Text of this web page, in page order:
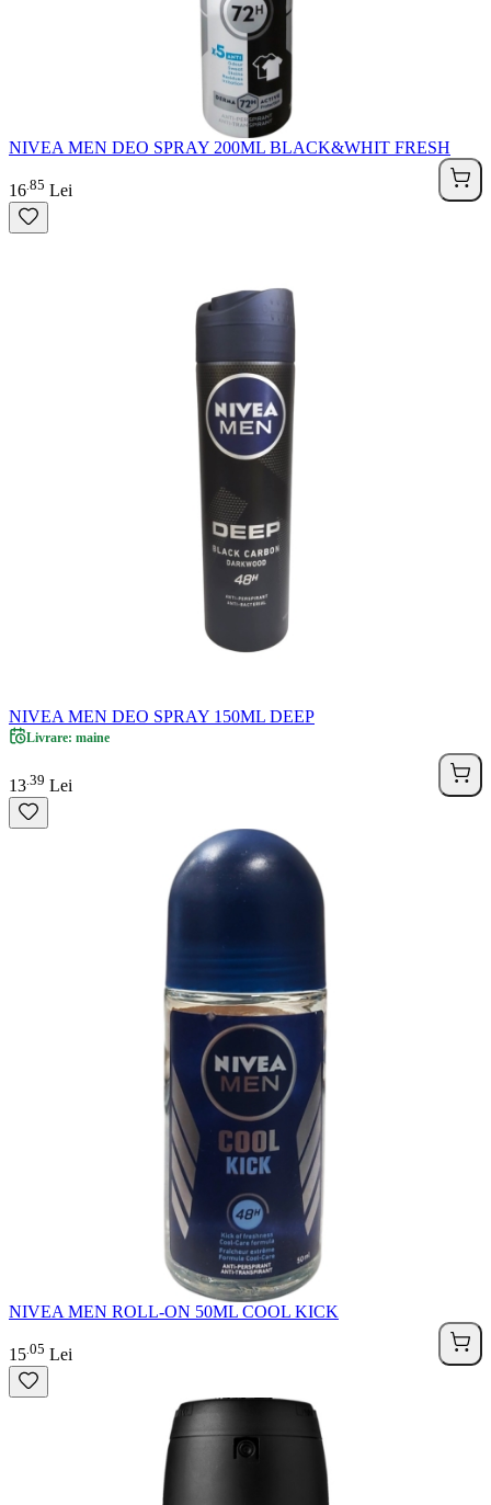
NIVEA MEN DEO SPRAY 200ML BLACK&WHIT FRESH
16 85 Lei
NIVEA MEN DEO SPRAY 150ML DEEP
Livrare: maine
13 39 Lei
NIVEA MEN ROLL-ON 50ML COOL KICK
15 05 Lei